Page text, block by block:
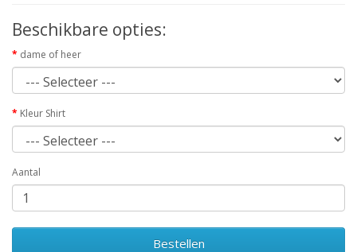
Beschikbare opties:
dame of heer
Kleur Shirt
Aantal
Bestellen